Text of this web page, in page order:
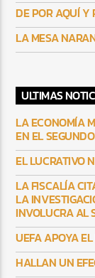
DE POR AQUÍ Y
LA MESA
ULTIMAS
LA ECONOMÍA
EN EL
EL LUCRATIVO
LA FISCALÍA
LA
INVOLUCRA AL
UEFA APOYA
HALLAN UN